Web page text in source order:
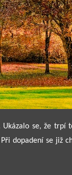
se, že trpí
dopadení se již